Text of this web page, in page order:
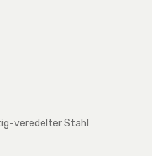
veredelter Stahl